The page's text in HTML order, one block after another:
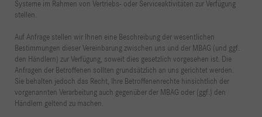
Systeme im Rahmen von Vertriebs- oder Serviceaktivitäten zur Verfügung
stellen.
Auf Anfrage stellen wir Ihnen eine Beschreibung der wesentlichen
Bestimmungen dieser Vereinbarung zwischen uns und der MBAG (und ggf.
den Händlern) zur Verfügung, soweit dies gesetzlich vorgesehen ist. Die
Anfragen der Betroffenen sollten grundsätzlich an uns gerichtet werden.
Sie behalten jedoch das Recht, Ihre Betroffenenrechte hinsichtlich der
vorgenannten Verarbeitung auch gegenüber der MBAG oder (ggf.) den
Händlern geltend zu machen.